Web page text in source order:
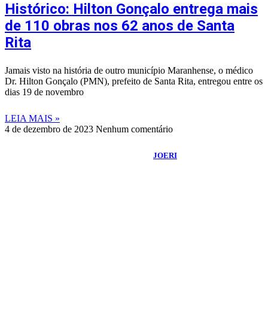
Histórico: Hilton Gonçalo entrega mais
de 110 obras nos 62 anos de Santa
Rita
Jamais visto na história de outro município Maranhense, o médico
Dr. Hilton Gonçalo (PMN), prefeito de Santa Rita, entregou entre os
dias 19 de novembro
LEIA MAIS »
4 de dezembro de 2023 Nenhum comentário
JOERI